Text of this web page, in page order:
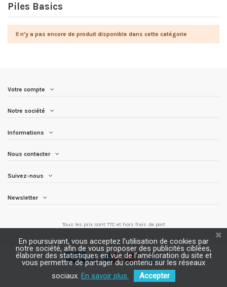
Piles Basics
Il n'y a pas encore de produit disponible dans cette catégorie
Votre compte
Notre société
Informations
Nous contacter
Suivez-nous
Newsletter
Tous les prix sont TTC et hors frais de port
En poursuivant, vous acceptez l’utilisation de cookies par
notre société, afin de vous proposer des publicités ciblées,
élaborer des statistiques en vue de l’amélioration du site et
vous permettre de partager du contenu sur les réseaux
sociaux. En savoir plus. Accepter